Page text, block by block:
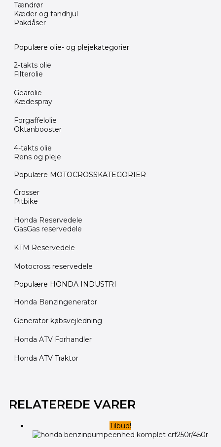
Tændrør
Kæder og tandhjul
Pakdåser
Populære olie- og plejekategorier
2-takts olie
Filterolie
Gearolie
Kædespray
Forgaffelolie
Oktanbooster
4-takts olie
Rens og pleje
Populære MOTOCROSSKATEGORIER
Crosser
Pitbike
Honda Reservedele
GasGas reservedele
KTM Reservedele
Motocross reservedele
Populære HONDA INDUSTRI
Honda Benzingenerator
Generator købsvejledning
Honda ATV Forhandler
Honda ATV Traktor
RELATEREDE VARER
Tilbud!
oprindelige
pris
5,300.00 kr..
oprindelige
pris
195.00 kr..
oprindelige
pris
195.00 kr..